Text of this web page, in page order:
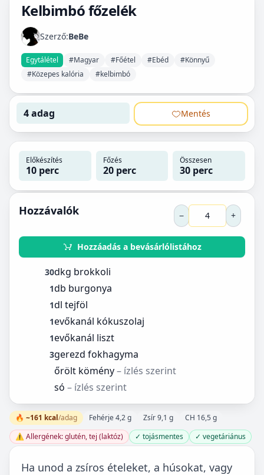
Kelbimbó főzelék
Szerző:BeBe
Egytálétel #Magyar #Főétel #Ebéd
#Könnyű
#Közepes kalória
#kelbimbó
4 adag Mentés
Előkészítés
10 perc
Főzés
20 perc
Összesen
30 perc
Hozzávalók − +
Hozzáadás a bevásárlólistához
30dkg brokkoli
1db burgonya
1dl tejföl
1evőkanál kókuszolaj
1evőkanál liszt
3gerezd fokhagyma
őrölt kömény– ízlés szerint
só – ízlés szerint
🔥 ~161 kcal/adag Fehérje 4,2 g Zsír 9,1 g
CH 16,5 g
⚠️ Allergének: glutén, tej (laktóz)
✓ tojásmentes ✓ vegetáriánus
Ha unod a zsíros ételeket, a húsokat, vagy